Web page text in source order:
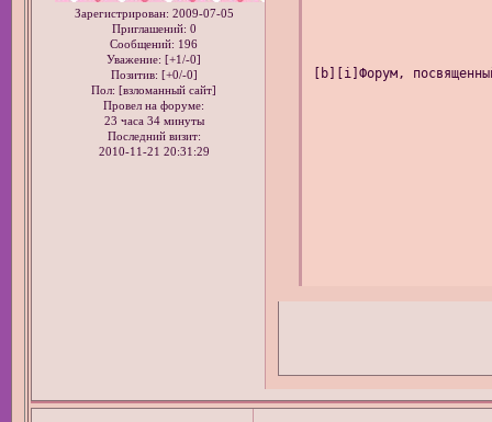
Зарегистрирован: 2009-07-05
Приглашений: 0
Сообщений: 196
Уважение: [+1/-0]
Позитив: [+0/-0]
Пол: [взломанный сайт]
Провел на форуме:
23 часа 34 минуты
Последний визит:
2010-11-21 20:31:29
[b][i]Форум,